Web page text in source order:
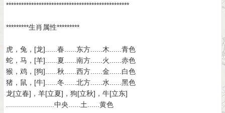
*************************************************
*********生肖属性*********
虎，兔，[龙]......春......东方......木......青色
蛇，马，[羊]......夏......南方......火......赤色
猴，鸡，[狗]......秋......西方......金......白色
猪，鼠，[牛]......冬......北方......水......黑色
龙[立春]，羊[立夏]，狗[立秋]，牛[立东]
........................中央......土......黄色